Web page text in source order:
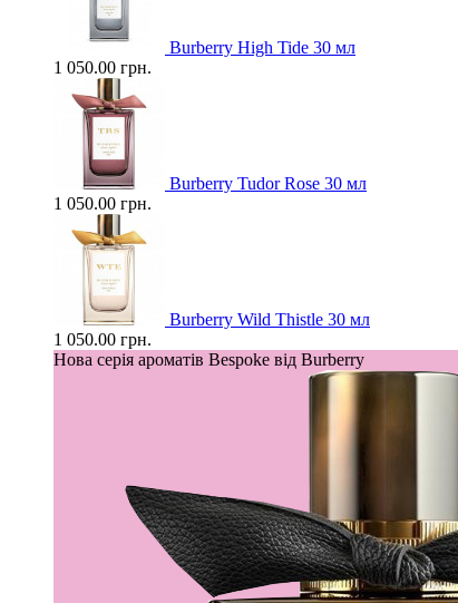
Burberry High Tide 30 мл
1 050.00 грн.
Burberry Tudor Rose 30 мл
1 050.00 грн.
Burberry Wild Thistle 30 мл
1 050.00 грн.
Нова серія ароматів Bespoke від Burberry